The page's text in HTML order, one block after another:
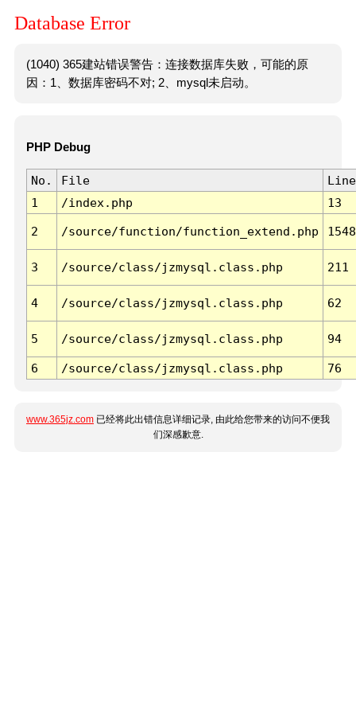
Database Error
(1040) 365建站错误警告：连接数据库失败，可能的原
因：1、数据库密码不对; 2、mysql未启动。
PHP Debug
No. File
Line
1
/index.php 13
2 /source/function/function_extend.php 1548
3 /source/class/jzmysql.class.php 211
4 /source/class/jzmysql.class.php 62
5 /source/class/jzmysql.class.php 94
6 /source/class/jzmysql.class.php 76
www.365jz.com 已经将此出错信息详细记录, 由此给您带来的访问不便我
们深感歉意.